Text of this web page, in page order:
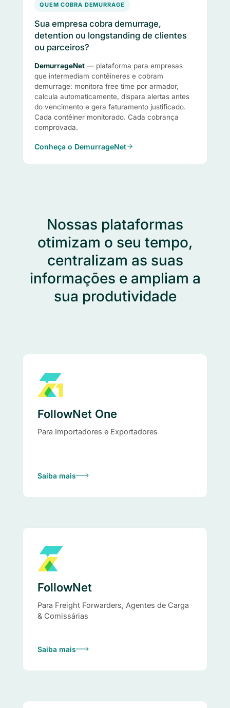
QUEM COBRA DEMURRAGE
Sua empresa cobra demurrage,
detention ou longstanding de clientes
ou parceiros?
DemurrageNet — plataforma para empresas
que intermediam contêineres e cobram
demurrage: monitora free time por armador,
calcula automaticamente, dispara alertas antes
do vencimento e gera faturamento justificado.
Cada contêiner monitorado. Cada cobrança
comprovada.
Conheça o DemurrageNet
Nossas plataformas
otimizam o seu tempo,
centralizam as suas
informações e ampliam a
sua produtividade
FollowNet One
Para Importadores e Exportadores
Saiba mais
FollowNet
Para Freight Forwarders, Agentes de Carga
& Comissárias
Saiba mais